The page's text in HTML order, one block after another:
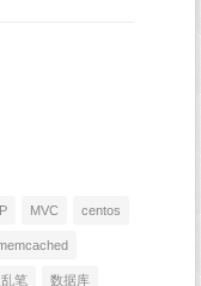
MVC centos
笔 数据库